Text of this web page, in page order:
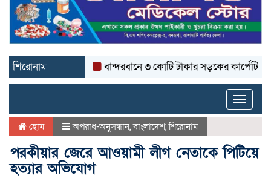
শিরোনাম বান্দরবানে ৩ কোটি টাকার সড়কের কার্পেটিং উঠে
Toggle
হোম অপরাধ-অনুসন্ধান,বাংলাদেশ,শিরোনাম
পরকীয়ার জেরে আওয়ামী লীগ নেতাকে পিটিয়ে
হত্যার অভিযোগ